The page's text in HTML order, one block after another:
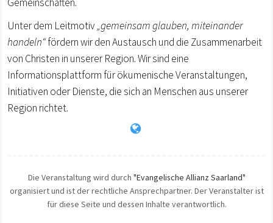
Unter dem Leitmotiv„gemeinsam glauben, miteinander
handeln“fördern wir den Austausch und die Zusammenarbeit
von Christen in unserer Region. Wir sind eine
Informationsplattform für ökumenische Veranstaltungen,
Initiativen oder Dienste, die sich an Menschen aus unserer
Region richtet.
Die Veranstaltung wird durch "Evangelische Allianz Saarland"
organisiert und ist der rechtliche Ansprechpartner. Der Veranstalter ist
für diese Seite und dessen Inhalte verantwortlich.